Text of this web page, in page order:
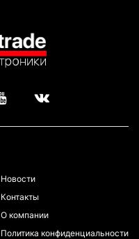
Новости
Контакты
О компании
Политика конфиденциальности